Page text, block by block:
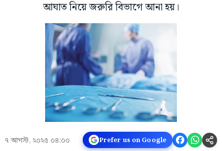
আঘাত নিয়ে জরুরি বিভাগে আনা হয়।
৭ আগস্ট, ২০২৫ ০৪:০০ Prefer us on Google